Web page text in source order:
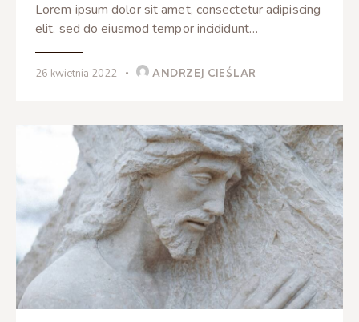
Lorem ipsum dolor sit amet, consectetur adipiscing
elit, sed do eiusmod tempor incididunt…
26 kwietnia 2022 ANDRZEJ CIEŚLAR